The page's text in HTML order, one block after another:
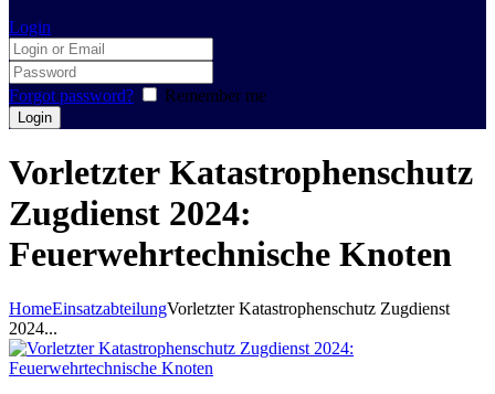
Login
Forgot password? Remember me
Vorletzter Katastrophenschutz
Zugdienst 2024:
Feuerwehrtechnische Knoten
HomeEinsatzabteilungVorletzter Katastrophenschutz Zugdienst
2024...